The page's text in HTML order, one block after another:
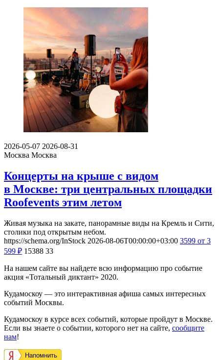
2026-05-07 2026-08-31
Москва Москва
Концерты на крыше с видом
в Москве: три центральных площадки
Roofevents этим летом
Живая музыка на закате, панорамные виды на Кремль и Сити,
столики под открытым небом.
https://schema.org/InStock 2026-08-06T00:00:00+03:00 3599 от 3
599 ₽ 15388 33
На нашем сайте вы найдете всю информацию про событие
акция «Тотальный диктант» 2020.
Кудамоскоу — это интерактивная афиша самых интересных
событий Москвы.
Кудамоскоу в курсе всех событий, которые пройдут в Москве.
Если вы знаете о событии, которого нет на сайте, сообщите
нам!
Напомнить